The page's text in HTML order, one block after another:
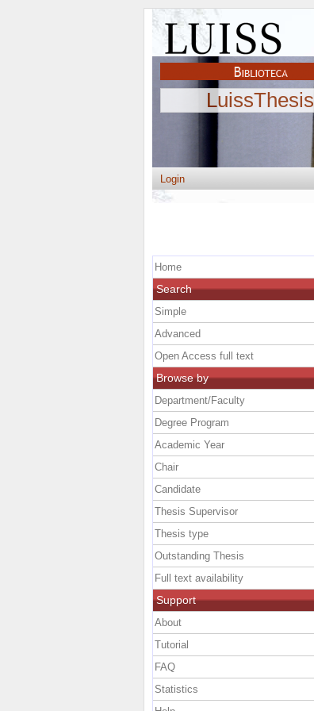
LuissThesis
Login
Home
Search
Simple
Advanced
Open Access full text
Browse by
Department/Faculty
Degree Program
Academic Year
Chair
Candidate
Thesis Supervisor
Thesis type
Outstanding Thesis
Full text availability
Support
About
Tutorial
FAQ
Statistics